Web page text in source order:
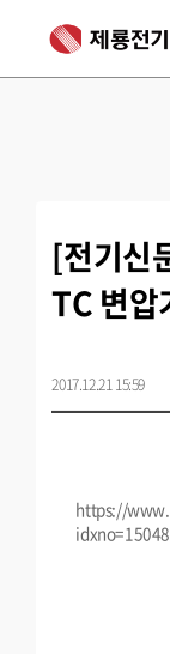
[전기신
TC 변압
2017.12.21 15:59
https://